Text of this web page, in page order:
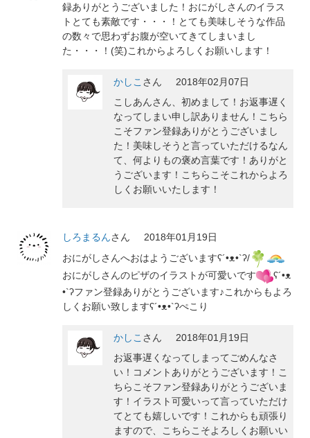
録ありがとうございました！おにがしさんのイラス
トとても素敵です・・・！とても美味しそうな作品
の数々で思わずお腹が空いてきてしまいまし
た・・・！(笑)これからよろしくお願いします！
かしこ さん
2018年02月07日
こしあんさん、初めまして！お返事遅く
なってしまい申し訳ありません！こちら
こそファン登録ありがとうございまし
た！美味しそうと言っていただけるなん
て、何よりもの褒め言葉です！ありがと
うございます！こちらこそこれからよろ
しくお願いいたします！
しろまるんさん
2018年01月19日
おにがしさんへおはようございますʕ´•ᴥ•`ʔ/
おにがしさんのピザのイラストが可愛いです
ʕ´•ᴥ
•`ʔファン登録ありがとうございます♪これからもよろ
しくお願い致しますʕ´•ᴥ•`ʔぺこり
かしこ さん
2018年01月19日
お返事遅くなってしまってごめんなさ
い！コメントありがとうございます！こ
ちらこそファン登録ありがとうございま
す！イラスト可愛いって言っていただけ
てとても嬉しいです！これからも頑張り
ますので、こちらこそよろしくお願いい